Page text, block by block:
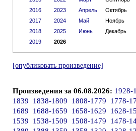
2016
2017
2018
2019
2023
2024
2025
2026
Апрель
Октябрь
Май
Ноябрь
Июнь
Декабрь
[опубликовать произведение]
Произведения за 06.08.2026: 1928-
1839
1838-1809 1808-1779 1778-
1689
1688-1659 1658-1629 1628-
1539
1538-1509 1508-1479 1478-